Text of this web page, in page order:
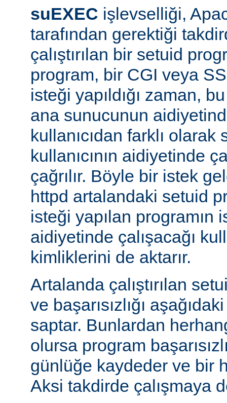
suEXEC işlevselliği,
tarafından gerektiği
çalıştırılan bir setuid
program, bir CGI veya
isteği yapıldığı zaman,
ana sunucunun
kullanıcıdan farklı olarak
kullanıcının aidiyetinde
çağrılır. Böyle bir istek
httpd artalandaki setuid
isteği yapılan programın
aidiyetinde çalışacağı
kimliklerini de aktarır.
Artalanda çalıştırılan
ve başarısızlığı
saptar. Bunlardan
olursa program
günlüğe kaydeder ve bir
Aksi takdirde çalışmaya